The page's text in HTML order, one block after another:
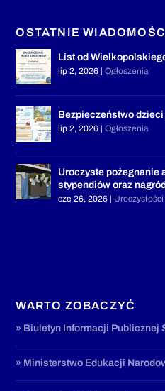
OSTATNIE
List od
lip 2, 2026 |Ogłoszenia
Bezpieczeństwo
lip 2, 2026 |Ogłoszenia
Uroczyste pożegnanie
stypendiów oraz nagród
cze 26, 2026 |
WARTO ZOBACZYĆ
» Biuletyn Informacji Publicznej
» Ministerstwo Edukacji